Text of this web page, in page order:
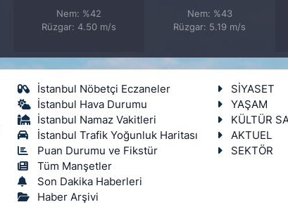
Nem: %42
Rüzgar: 4.50 m/s
Nem: %43
Rüzgar: 5.19 m/s
İstanbul Nöbetçi Eczaneler
İstanbul Hava Durumu
İstanbul Namaz Vakitleri
İstanbul Trafik Yoğunluk Haritası
Puan Durumu ve Fikstür
Tüm Manşetler
Son Dakika Haberleri
Haber Arşivi
SİYASET
YAŞAM
KÜLTÜR
AKTUEL
SEKTÖR